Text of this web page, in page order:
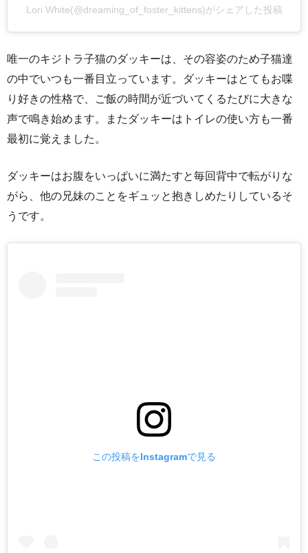
Lori White(@dreaming_of_foster_kittens)がシェアした投稿
唯一のキジトラ子猫のダッキーは、その容姿のため子猫達
の中でいつも一番目立っています。ダッキーはとてもお喋
り好きの性格で、ご飯の時間が近づいてくるたびに大きな
声で鳴き始めます。またダッキーはトイレの使い方も一番
最初に覚えました。
ダッキーはお腹をいっぱいに満たすと毎回背中で転がりな
がら、他の兄妹のことをギュッと抱きしめたりしているそ
うです。
この投稿をInstagramで見る